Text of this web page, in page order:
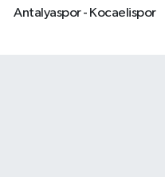
Antalyaspor - Kocaelispor